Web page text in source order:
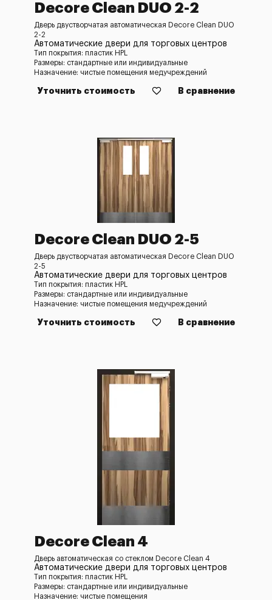
Decore Clean DUO 2-2
Дверь двустворчатая автоматическая Decore Clean DUO
2-2
Автоматические двери для торговых центров
Тип покрытия: пластик HPL
Размеры: стандартные или индивидуальные
Назначение: чистые помещения медучреждений
Уточнить стоимость В сравнение
Decore Clean DUO 2-5
Дверь двустворчатая автоматическая Decore Clean DUO
2-5
Автоматические двери для торговых центров
Тип покрытия: пластик HPL
Размеры: стандартные или индивидуальные
Назначение: чистые помещения медучреждений
Уточнить стоимость В сравнение
Decore Clean 4
Дверь автоматическая со стеклом Decore Clean 4
Автоматические двери для торговых центров
Тип покрытия: пластик HPL
Размеры: стандартные или индивидуальные
Назначение: чистые помещения